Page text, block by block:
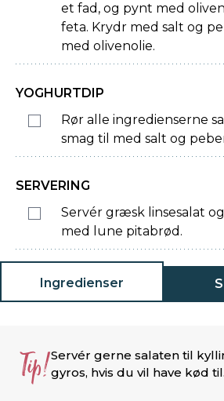
et fad, og pynt med
feta. Krydr med salt og
med olivenolie.
YOGHURTDIP
Rør alle ingredienserne
smag til med salt og
SERVERING
Servér græsk linsesalat
med lune pitabrød.
Ingredienser
Tip!Servér gerne salaten til
gyros, hvis du vil have kød til.